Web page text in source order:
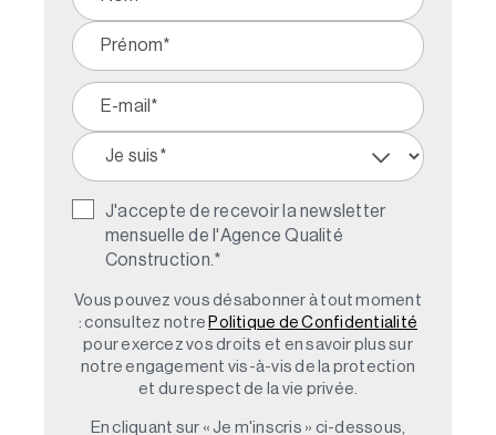
J'accepte de recevoir la newsletter
mensuelle de l'Agence Qualité
Construction. *
Vous pouvez vous désabonner à tout moment
: consultez notre Politique de Confidentialité
pour exercez vos droits et en savoir plus sur
notre engagement vis-à-vis de la protection
et du respect de la vie privée.
En cliquant sur « Je m'inscris » ci-dessous,